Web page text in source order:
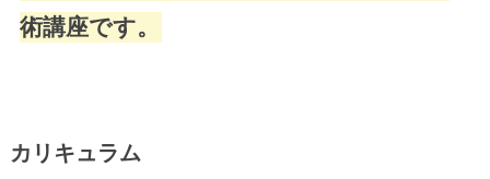
術講座です。
カリキュラム